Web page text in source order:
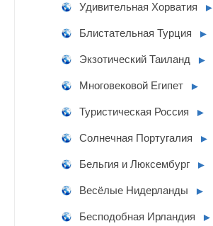
Удивительная Хорватия ►
Блистательная Турция ►
Экзотический Таиланд ►
Многовековой Египет ►
Туристическая Россия ►
Солнечная Португалия ►
Бельгия и Люксембург ►
Весёлые Нидерланды ►
Бесподобная Ирландия ►